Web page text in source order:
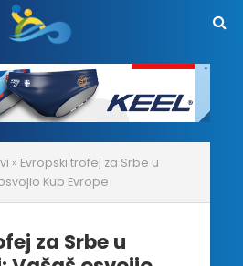
» Evropski trofej za Srbe u
Kup Evrope
za Srbe u